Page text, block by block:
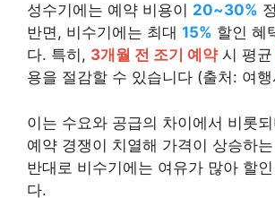
성수기에는 예약 비용이 20~30%
반면, 비수기에는 최대 15% 할인 혜
다. 특히, 3개월 전 조기 예약시 평균
용을 절감할 수 있습니다 (출처: 여
이는 수요와 공급의 차이에서 비롯
예약 경쟁이 치열해 가격이 상승하
반대로 비수기에는 여유가 많아 할
다.